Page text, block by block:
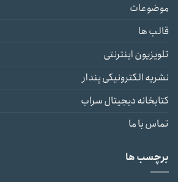
موضوعات
قالب ها
تلویزیون اینترنتی
نشریه الکترونیکی پندار
کتابخانه دیجیتال سراب
تماس با ما
برچسب ها